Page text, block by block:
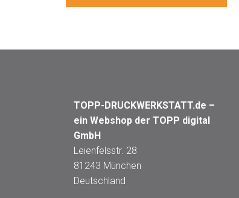
TOPP-DRUCKWERKSTATT.de –
ein Webshop der TOPP digital
GmbH
Leienfelsstr. 28
81243 München
Deutschland